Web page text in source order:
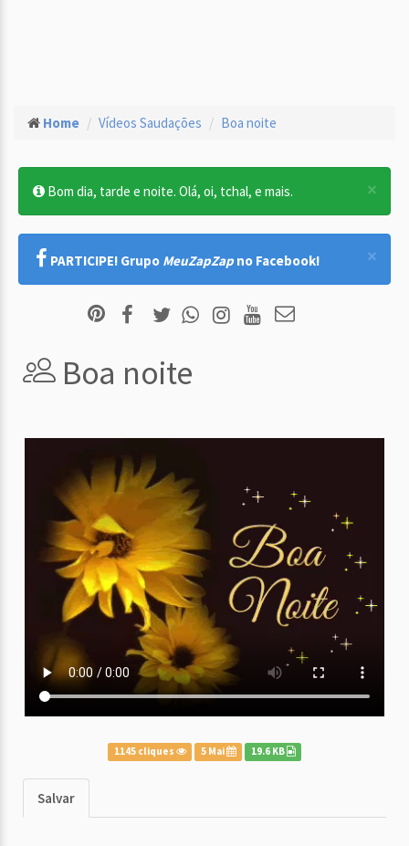
Home Vídeos Saudações Boa noite
×
Bom dia, tarde e noite. Olá, oi, tchal, e mais.
×
PARTICIPE! Grupo MeuZapZap no Facebook!
Boa noite
1145 cliques 5 Mai 19.6 KB
Salvar